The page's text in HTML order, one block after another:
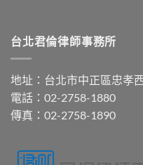
台北君倫律師事務所
地址：台北市中正區忠孝
電話：02-2758-1880
傳真：02-2758-1890